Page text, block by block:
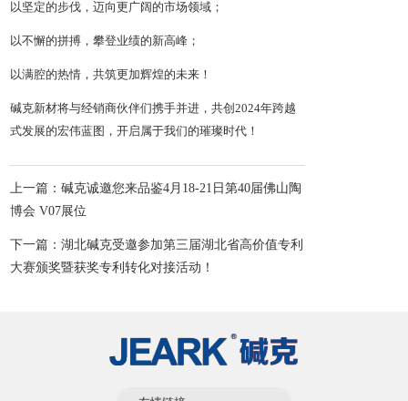
以坚定的步伐，迈向更广阔的市场领域；
以不懈的拼搏，攀登业绩的新高峰；
以满腔的热情，共筑更加辉煌的未来！
碱克新材将与经销商伙伴们携手并进，共创2024年跨越
式发展的宏伟蓝图，开启属于我们的璀璨时代！
上一篇：碱克诚邀您来品鉴4月18-21日第40届佛山陶
博会 V07展位
下一篇：湖北碱克受邀参加第三届湖北省高价值专利
大赛颁奖暨获奖专利转化对接活动！